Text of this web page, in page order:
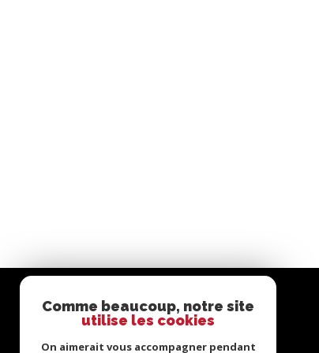
Comme beaucoup, notre site
utilise les cookies
On aimerait vous accompagner pendant